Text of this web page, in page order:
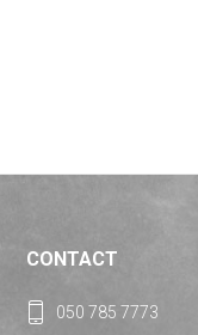
CONTACT
050 785 7773